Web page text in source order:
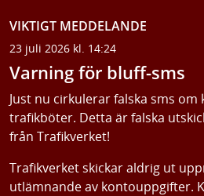
VIKTIGT MEDDELANDE
23 juli 2026 kl. 14:24
Varning för bluff-sms
Just nu cirkulerar falska sms om
trafikböter. Detta är falska
från Trafikverket!
Trafikverket skickar aldrig ut
utlämnande av kontouppgifter.